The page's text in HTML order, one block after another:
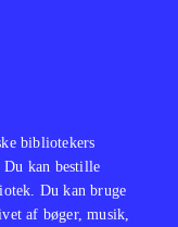
bibliotekers
kan bestille
Du kan bruge
af bøger, musik,